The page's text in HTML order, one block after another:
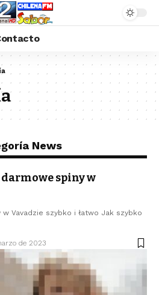
News
darmowe spiny w
Vavadzie szybko i łatwo Jak szybko
de 2023